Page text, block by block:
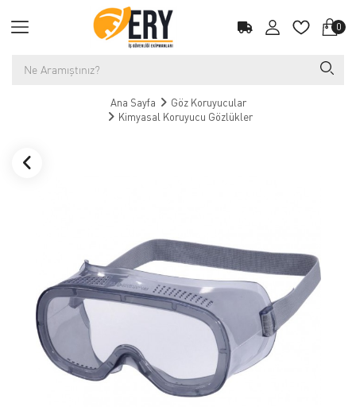
0
Ana Sayfa
Göz Koruyucular
Kimyasal Koruyucu Gözlükler